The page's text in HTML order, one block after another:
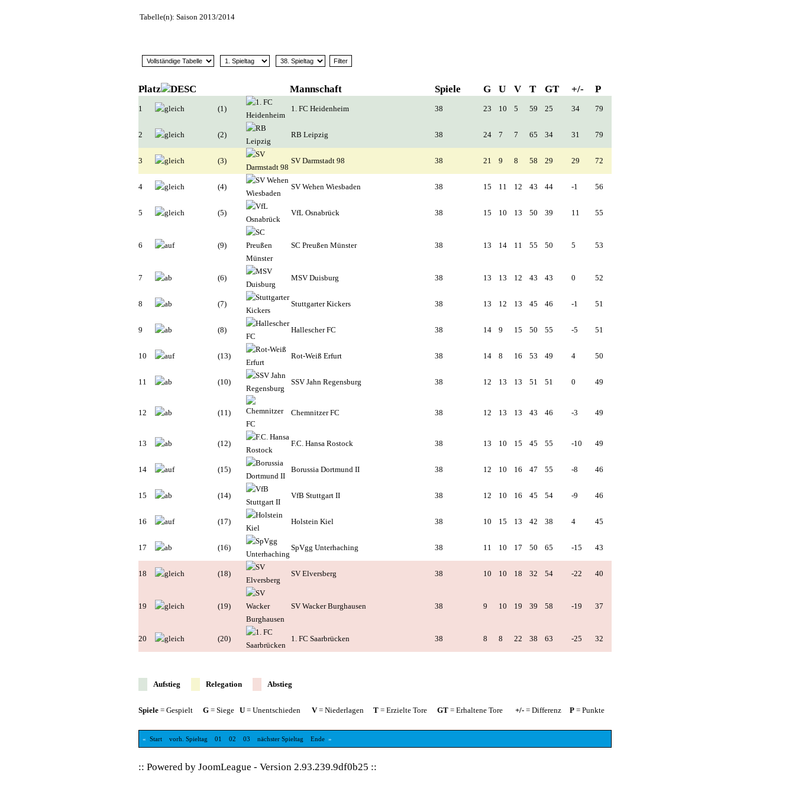
Tabelle(n): Saison 2013/2014
Platz Mannschaft Spiele G U V T GT +/- P
1 (1) 1. FC Heidenheim 38 23 10 5 59 25 34 79
2 (2) RB Leipzig 38 24 7 7 65 34 31 79
3 (3) SV Darmstadt 98 38 21 9 8 58 29 29 72
4 (4) SV Wehen Wiesbaden 38 15 11 12 43 44 -1 56
5 (5) VfL Osnabrück 38 15 10 13 50 39 11 55
6 (9) SC Preußen Münster 38 13 14 11 55 50 5 53
7 (6) MSV Duisburg 38 13 13 12 43 43 0 52
8 (7) Stuttgarter Kickers 38 13 12 13 45 46 -1 51
9 (8) Hallescher FC 38 14 9 15 50 55 -5 51
10 (13) Rot-Weiß Erfurt 38 14 8 16 53 49 4 50
11 (10) SSV Jahn Regensburg 38 12 13 13 51 51 0 49
12 (11) Chemnitzer FC 38 12 13 13 43 46 -3 49
13 (12) F.C. Hansa Rostock 38 13 10 15 45 55 -10 49
14 (15) Borussia Dortmund II 38 12 10 16 47 55 -8 46
15 (14) VfB Stuttgart II 38 12 10 16 45 54 -9 46
16 (17) Holstein Kiel 38 10 15 13 42 38 4 45
17 (16) SpVgg Unterhaching 38 11 10 17 50 65 -15 43
18 (18) SV Elversberg 38 10 10 18 32 54 -22 40
19 (19) SV Wacker Burghausen 38 9 10 19 39 58 -19 37
20 (20) 1. FC Saarbrücken 38 8 8 22 38 63 -25 32
Aufstieg Relegation Abstieg
Spiele = Gespielt G = Siege U = Unentschieden V= Niederlagen T = Erzielte Tore GT = Erhaltene Tore +/- = Differenz P = Punkte
« Start vorh. Spieltag 01 02 03 nächster Spieltag Ende »
:: Powered by JoomLeague - Version 2.93.239.9df0b25 ::